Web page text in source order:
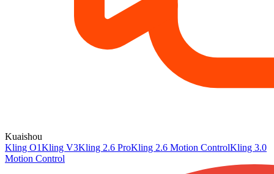
Kuaishou
Kling O1Kling V3Kling 2.6 ProKling 2.6 Motion ControlKling 3.0
Motion Control